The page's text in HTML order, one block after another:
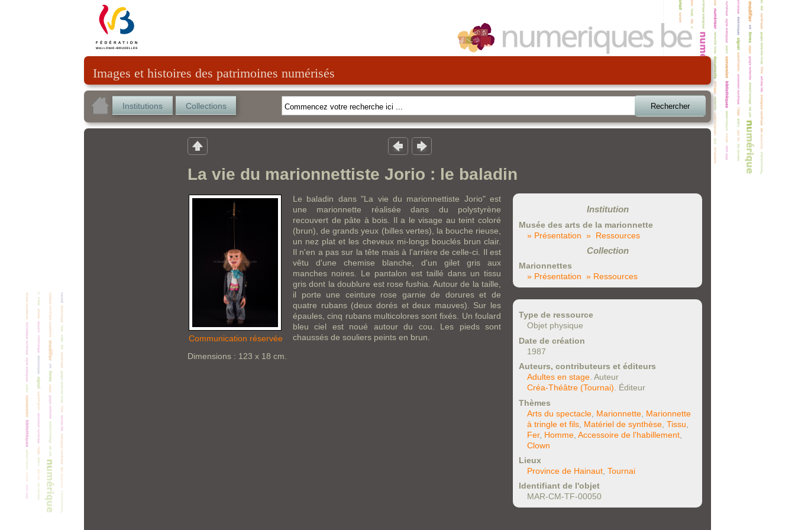
Images et histoires des patrimoines numérisés
Institutions Collections Rechercher
La vie du marionnettiste Jorio : le baladin
Communication réservée
Le baladin dans "La vie du marionnettiste Jorio" est
une marionnette réalisée dans du polystyrène
recouvert de pâte à bois. Il a le visage au teint coloré
(brun), de grands yeux (billes vertes), la bouche rieuse,
un nez plat et les cheveux mi-longs bouclés brun clair.
Il n'en a pas sur la tête mais à l'arrière de celle-ci. Il est
vêtu d'une chemise blanche, d'un gilet gris aux
manches noires. Le pantalon est taillé dans un tissu
gris dont la doublure est rose fushia. Autour de la taille,
il porte une ceinture rose garnie de dorures et de
quatre rubans (deux dorés et deux mauves). Sur les
épaules, cinq rubans multicolores sont fixés. Un foulard
bleu ciel est noué autour du cou. Les pieds sont
chaussés de souliers peints en brun.
Dimensions : 123 x 18 cm.
Institution
Musée des arts de la marionnette
» Présentation » Ressources
Collection
Marionnettes
» Présentation » Ressources
Type de ressource
Objet physique
Date de création
1987
Auteurs, contributeurs et éditeurs
Adultes en stage. Auteur
Créa-Théâtre (Tournai). Éditeur
Thèmes
Arts du spectacle Marionnette Marionnette
à tringle et fils Matériel de synthèse Tissu
Fer, Homme Accessoire de l'habillement
Clown
Lieux
Province de Hainaut Tournai
Identifiant de l'objet
MAR-CM-TF-00050